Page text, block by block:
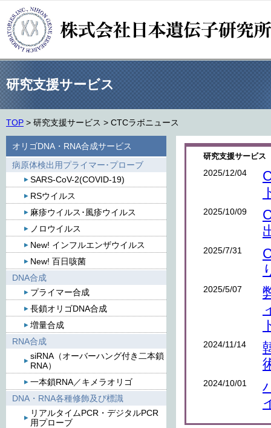
研究支援サービス
TOP > 研究支援サービス > CTCラボニュース
オリゴDNA・RNA合成サービス
病原体検出用プライマー･プローブ
SARS-CoV-2(COVID-19)
RSウイルス
麻疹ウイルス･風疹ウイルス
ノロウイルス
New! インフルエンザウイルス
New! 百日咳菌
DNA合成
プライマー合成
長鎖オリゴDNA合成
増量合成
RNA合成
siRNA（オーバーハング付き二本鎖
RNA）
一本鎖RNA／キメラオリゴ
DNA・RNA各種修飾及び標識
リアルタイムPCR・デジタルPCR
用プローブ
研究支援サービス
2025/12/04
2025/10/09
2025/7/31
2025/5/07
2024/11/14
2024/10/01